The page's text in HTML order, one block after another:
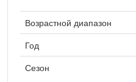
Возрастной диапазон
Год
Сезон